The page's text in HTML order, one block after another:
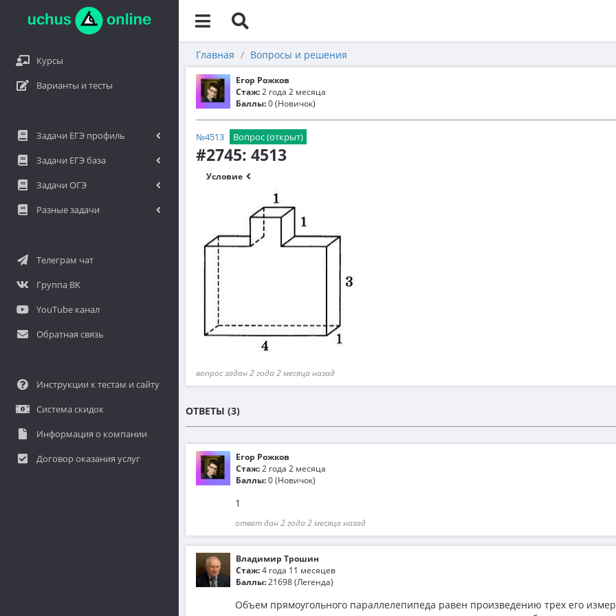
Курсы
Варианты и тесты
Задачи ЕГЭ профиль
Задачи ЕГЭ база
Задачи ОГЭ
Разные задачи
Телеграм чат
Группа ВК
YouTube канал
Обратная связь
Инструкции к тестам и сайту
Система скидок
Информация о компании
Договор оказания услуг
Главная Вопросы и решения
Егор Рожков
Стаж:2 года 2 месяца
Баллы:0 (Новичок)
№4513 Вопрос (открыт)
#2745: 4513
Условие
вопрос задан 2 года 2 месяца назад
ОТВЕТЫ (3)
Егор Рожков
Стаж:2 года 2 месяца
Баллы:0 (Новичок)
1
ответ дан 2 года 2 месяца назад
Владимир Трошин
Стаж:4 года 11 месяцев
Баллы:21698 (Легенда)
Объем прямоугольного параллелепипеда равен произведению трех его